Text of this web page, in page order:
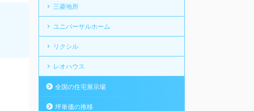
三菱地所
ユニバーサルホーム
リクシル
レオハウス
全国の住宅展示場
坪単価の推移